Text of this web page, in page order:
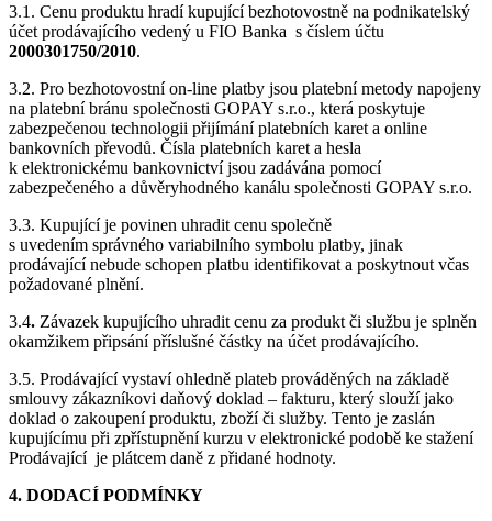
3.1. Cenu produktu hradí kupující bezhotovostně na podnikatelský
účet prodávajícího vedený u FIO Banka s číslem účtu
2000301750/2010.
3.2. Pro bezhotovostní on-line platby jsou platební metody napojeny
na platební bránu společnosti GOPAY s.r.o., která poskytuje
zabezpečenou technologii přijímání platebních karet a online
bankovních převodů. Čísla platebních karet a hesla
k elektronickému bankovnictví jsou zadávána pomocí
zabezpečeného a důvěryhodného kanálu společnosti GOPAY s.r.o.
3.3. Kupující je povinen uhradit cenu společně
s uvedením správného variabilního symbolu platby, jinak
prodávající nebude schopen platbu identifikovat a poskytnout včas
požadované plnění.
3.4. Závazek kupujícího uhradit cenu za produkt či službu je splněn
okamžikem připsání příslušné částky na účet prodávajícího.
3.5. Prodávající vystaví ohledně plateb prováděných na základě
smlouvy zákazníkovi daňový doklad – fakturu, který slouží jako
doklad o zakoupení produktu, zboží či služby. Tento je zaslán
kupujícímu při zpřístupnění kurzu v elektronické podobě ke stažení
Prodávající je plátcem daně z přidané hodnoty.
4. DODACÍ PODMÍNKY